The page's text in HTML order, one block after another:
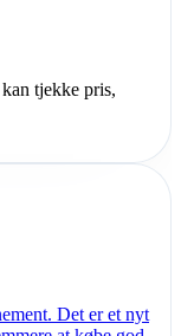
tjekke pris,
Det er et nyt